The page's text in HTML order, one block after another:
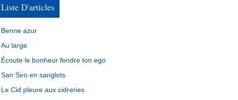
Liste D'articles
Benne azur
Au large
Écoute le bonheur fendre ton ego
San Siro en sanglots
Le Cid pleure aux cidreries